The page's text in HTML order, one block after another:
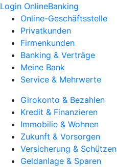
Login OnlineBanking
Online-Geschäftsstelle
Privatkunden
Firmenkunden
Banking & Verträge
Meine Bank
Service & Mehrwerte
Girokonto & Bezahlen
Kredit & Finanzieren
Immobilie & Wohnen
Zukunft & Vorsorgen
Versicherung & Schützen
Geldanlage & Sparen